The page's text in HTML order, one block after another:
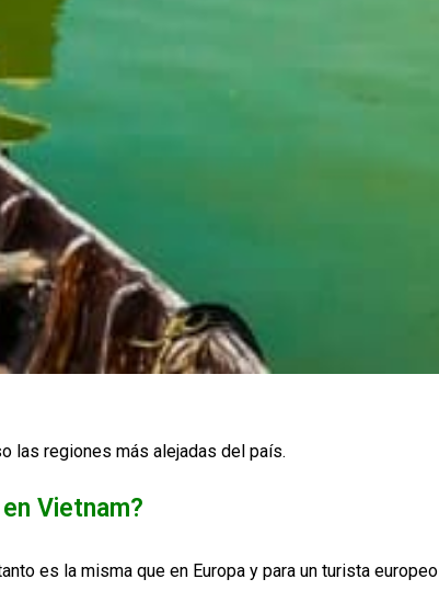
las regiones más alejadas del país.
Vietnam?
es la misma que en Europa y para un turista europeo